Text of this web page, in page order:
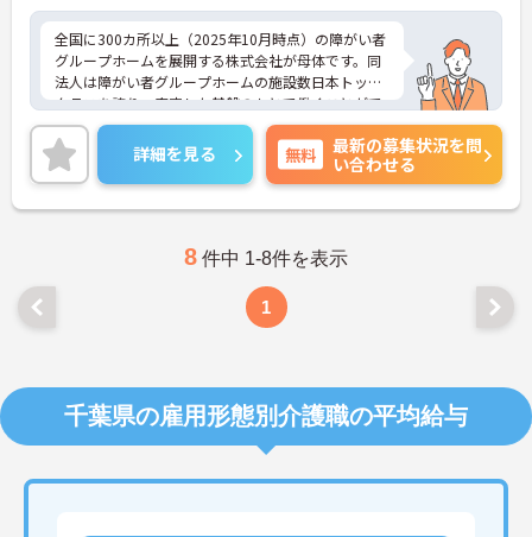
全国に300カ所以上（2025年10月時点）の障がい者
グループホームを展開する株式会社が母体です。同
法人は障がい者グループホームの施設数日本トップ
クラスを誇り、安定した基盤のもとで働くことがで
きます。 週2日～、勤務時間は調整可能、平日のみ
の勤務もご相談いただけます。子育て中の方も多数
活躍されているなど、ライフスタイルに合わせた柔
軟な働き方が実現できる環境です。20代から60代ま
で幅広い年代のスタッフが在籍しており、風通しの
社員登用制度も用意されています。資格を活かし、
ワークライフバランスを大切にしながら長期的にキ
ャリアを築きたい方におすすめです。 ご興味のある
方は詳細等をお伝えしますので、お気軽にお問い合
詳細を見る 無料
最新の募集状況を問
い合わせる
8 件中 1-8件を表示
1
千葉県の雇用形態別介護職の平均給与